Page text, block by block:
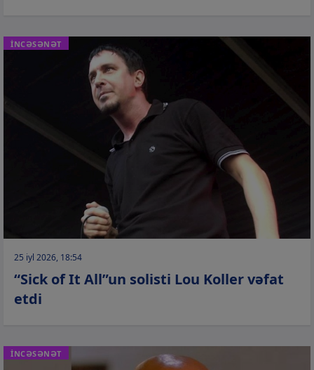
İNCƏSƏNƏT
25 iyl 2026, 18:54
“Sick of It All”un solisti Lou Koller vəfat
etdi
İNCƏSƏNƏT